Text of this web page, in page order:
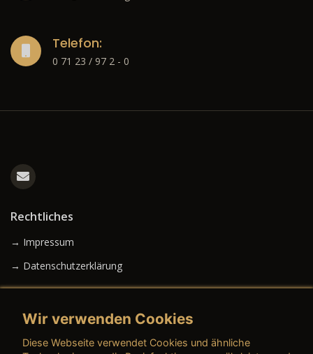
Telefon:
0 71 23 / 97 2 - 0
Rechtliches
→ Impressum
→ Datenschutzerklärung
Wir verwenden Cookies
Diese Webseite verwendet Cookies und ähnliche